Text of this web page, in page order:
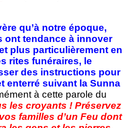
qu’à notre époque,
ont tendance à innover
plus particulièrement en
rites funéraires, le
des instructions pour
enterré suivant la Sunna
à cette parole du
les croyants ! Préservez
familles d’un Feu dont